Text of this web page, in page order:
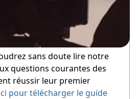
le Cinéma ! Si vous êtes
sans doute lire notre
questions courantes des
réussir leur premier
pour télécharger le guide